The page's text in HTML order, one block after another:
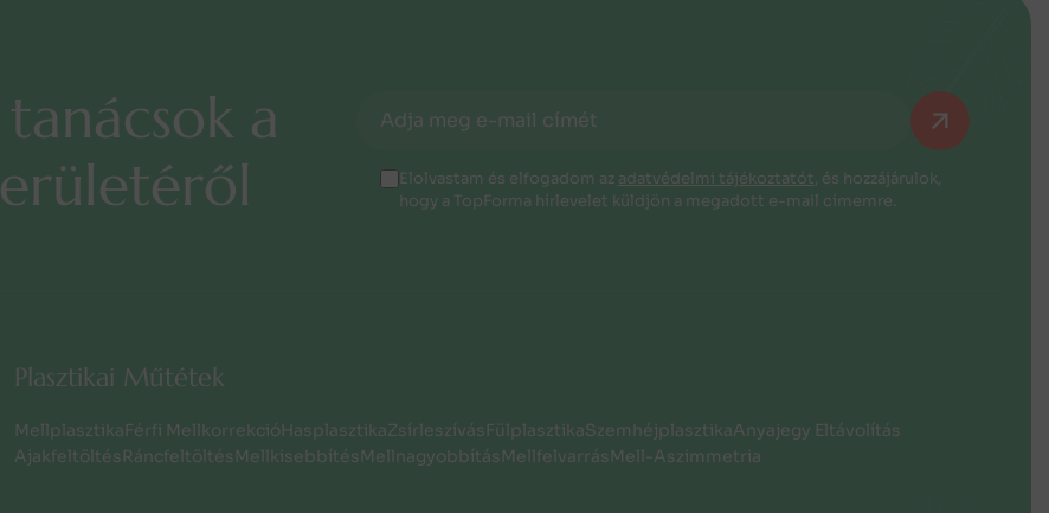
tanácsok a
erületéről Elolvastam és elfogadom az adatvédelmi tájékoztatót, és hozzájárulok,
hogy a TopForma hírlevelet küldjön a megadott e-mail címemre.
Plasztikai Műtétek
MellplasztikaFérfi MellkorrekcióHasplasztikaZsírleszívásFülplasztikaSzemhéjplasztikaAnyajegy Eltávolítás
AjakfeltöltésRáncfeltöltésMellkisebbítésMellnagyobbításMellfelvarrásMell-Aszimmetria